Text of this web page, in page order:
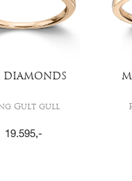
DIAMONDS
Gult gull
19.595,-